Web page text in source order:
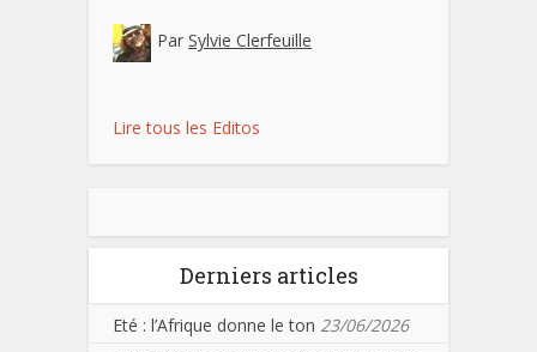
Par Sylvie Clerfeuille
Lire tous les Editos
Derniers articles
Eté : l’Afrique donne le ton 23/06/2026